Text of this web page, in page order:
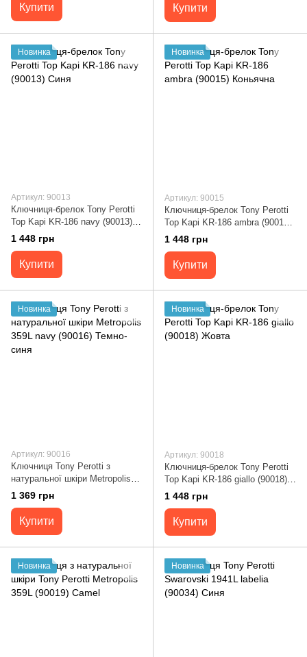
Купити Купити
Новинка
Артикул: 90013
Ключниця-брелок Tony Perotti
Top Kapi KR-186 navy (90013)
Синя
1 448 грн
Купити
Новинка
Артикул: 90015
Ключниця-брелок Tony Perotti
Top Kapi KR-186 ambra (90015)
Коньячна
1 448 грн
Купити
Новинка
Артикул: 90016
Ключниця Tony Perotti з
натуральної шкіри Metropolis
359L navy (90016) Темно-синя
1 369 грн
Купити
Новинка
Артикул: 90018
Ключниця-брелок Tony Perotti
Top Kapi KR-186 giallo (90018)
Жовта
1 448 грн
Купити
Новинка Новинка